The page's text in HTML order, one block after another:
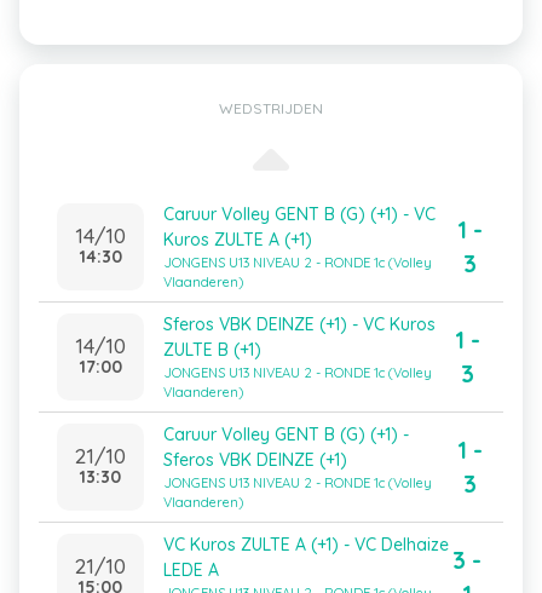
WEDSTRIJDEN
14/10
14:30
Caruur Volley GENT B (G) (+1) - VC
Kuros ZULTE A (+1)
JONGENS U13 NIVEAU 2 - RONDE 1c (Volley
Vlaanderen)
1 -
3
14/10
17:00
Sferos VBK DEINZE (+1) - VC Kuros
ZULTE B (+1)
JONGENS U13 NIVEAU 2 - RONDE 1c (Volley
Vlaanderen)
1 -
3
21/10
13:30
Caruur Volley GENT B (G) (+1) -
Sferos VBK DEINZE (+1)
JONGENS U13 NIVEAU 2 - RONDE 1c (Volley
Vlaanderen)
1 -
3
21/10
15:00
VC Kuros ZULTE A (+1) - VC Delhaize
LEDE A
3 -